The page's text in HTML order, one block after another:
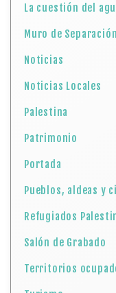
Patrimonio
Portada
Pueblos, aldeas y
Refugiados
Salón de Grabado
Territorios
Turismo
Videos
Blog